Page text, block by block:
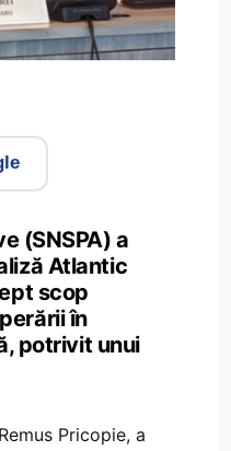
(SNSPA) a
Atlantic
scop
în
potrivit unui
Pricopie, a